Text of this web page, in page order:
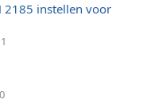
2185 instellen voor